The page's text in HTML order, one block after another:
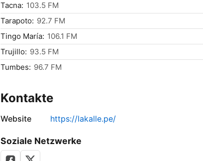
Tacna: 103.5 FM
Tarapoto: 92.7 FM
Tingo María: 106.1 FM
Trujillo: 93.5 FM
Tumbes: 96.7 FM
Kontakte
Website https://lakalle.pe/
Soziale Netzwerke